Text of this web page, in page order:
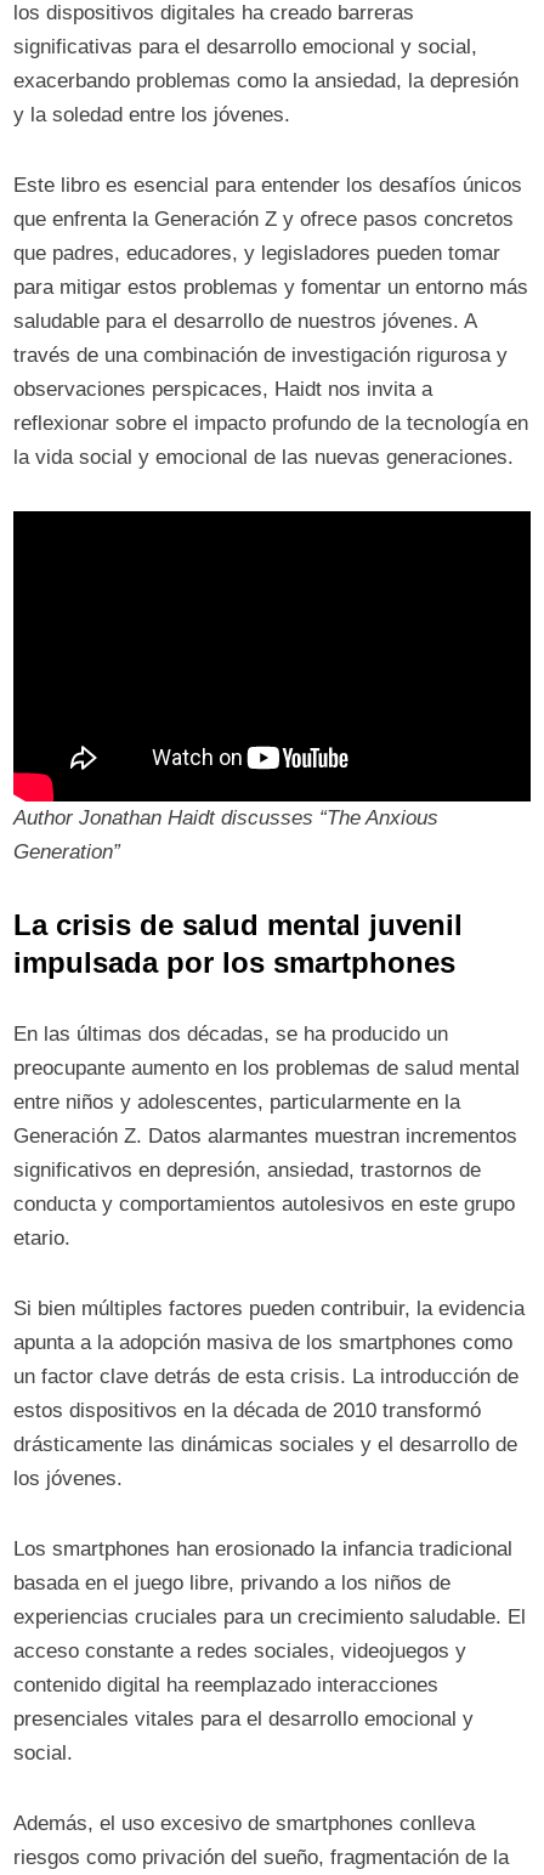
los dispositivos digitales ha creado barreras
significativas para el desarrollo emocional y social,
exacerbando problemas como la ansiedad, la depresión
y la soledad entre los jóvenes.
Este libro es esencial para entender los desafíos únicos
que enfrenta la Generación Z y ofrece pasos concretos
que padres, educadores, y legisladores pueden tomar
para mitigar estos problemas y fomentar un entorno más
saludable para el desarrollo de nuestros jóvenes. A
través de una combinación de investigación rigurosa y
observaciones perspicaces, Haidt nos invita a
reflexionar sobre el impacto profundo de la tecnología en
la vida social y emocional de las nuevas generaciones.
Author Jonathan Haidt discusses “The Anxious
Generation”
La crisis de salud mental juvenil
impulsada por los smartphones
En las últimas dos décadas, se ha producido un
preocupante aumento en los problemas de salud mental
entre niños y adolescentes, particularmente en la
Generación Z. Datos alarmantes muestran incrementos
significativos en depresión, ansiedad, trastornos de
conducta y comportamientos autolesivos en este grupo
etario.
Si bien múltiples factores pueden contribuir, la evidencia
apunta a la adopción masiva de los smartphones como
un factor clave detrás de esta crisis. La introducción de
estos dispositivos en la década de 2010 transformó
drásticamente las dinámicas sociales y el desarrollo de
los jóvenes.
Los smartphones han erosionado la infancia tradicional
basada en el juego libre, privando a los niños de
experiencias cruciales para un crecimiento saludable. El
acceso constante a redes sociales, videojuegos y
contenido digital ha reemplazado interacciones
presenciales vitales para el desarrollo emocional y
social.
Además, el uso excesivo de smartphones conlleva
riesgos como privación del sueño, fragmentación de la